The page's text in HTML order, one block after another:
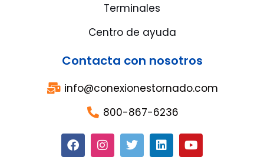
Terminales
Centro de ayuda
Contacta con nosotros
info@conexionestornado.com
800-867-6236
F
a
I
n
T
w
L
i
Y
o